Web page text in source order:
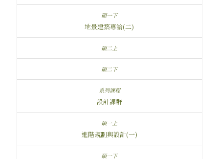
地景建築專論(二)
設計課群
進階規劃與設計(一)